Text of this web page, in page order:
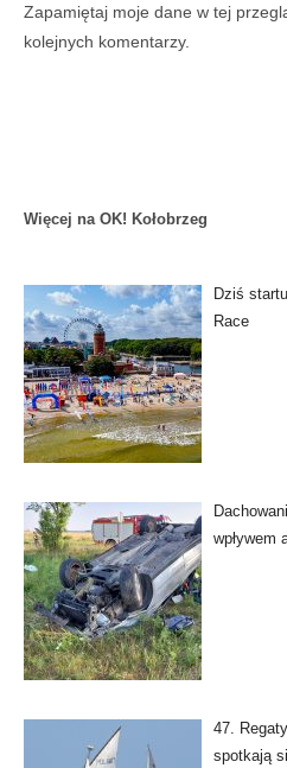
Zapamiętaj moje dane w tej
kolejnych komentarzy.
Więcej na OK! Kołobrzeg
Dziś
Race
wpływem
47.
spotkają